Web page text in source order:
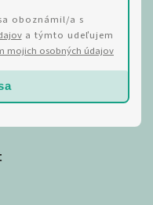
oboznámil/a s
a týmto udeľujem
mojich osobných údajov